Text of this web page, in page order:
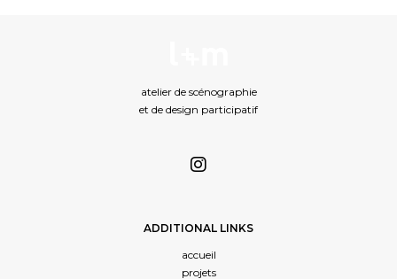
atelier de scénographie
et de design participatif
ADDITIONAL LINKS
accueil
projets